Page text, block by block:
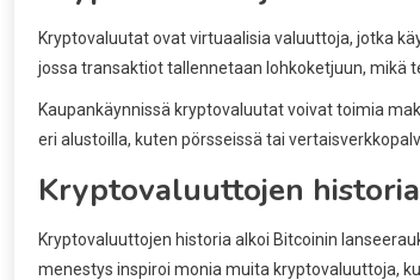
Kryptovaluutat ovat virtuaalisia valuuttoja, jotka
jossa transaktiot tallennetaan lohkoketjuun, mikä
Kaupankäynnissä kryptovaluutat voivat toimia
eri alustoilla, kuten pörsseissä tai
Kryptovaluuttojen
Kryptovaluuttojen historia alkoi Bitcoinin
menestys inspiroi monia muita kryptovaluuttoja,